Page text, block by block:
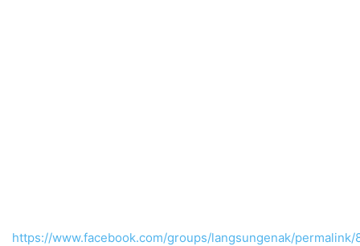
https://www.facebook.com/groups/langsungenak/